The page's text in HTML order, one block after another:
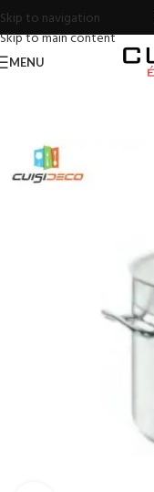
Skip to navigation
Skip to main content
MENU